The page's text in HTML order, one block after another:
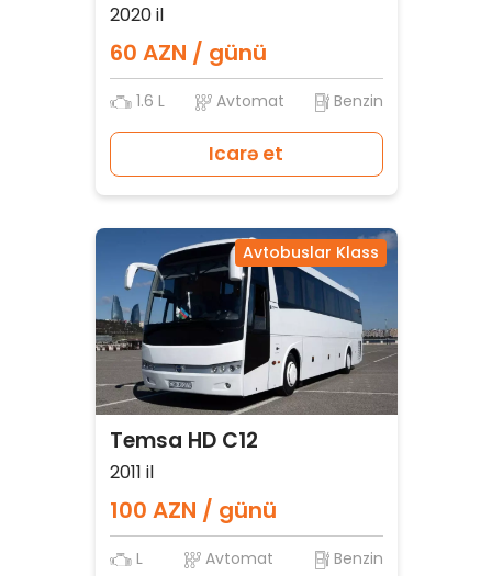
2020 il
60 AZN / günü
1.6 L Avtomat Benzin
Icarə et
Avtobuslar Klass
Temsa HD C12
2011 il
100 AZN / günü
L Avtomat Benzin